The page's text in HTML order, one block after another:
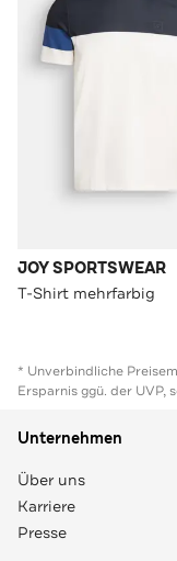
JOY SPORTSWEAR
T-Shirt mehrfarbig
* Unverbindliche
Ersparnis ggü. der UVP,
Unternehmen
Über uns
Karriere
Presse